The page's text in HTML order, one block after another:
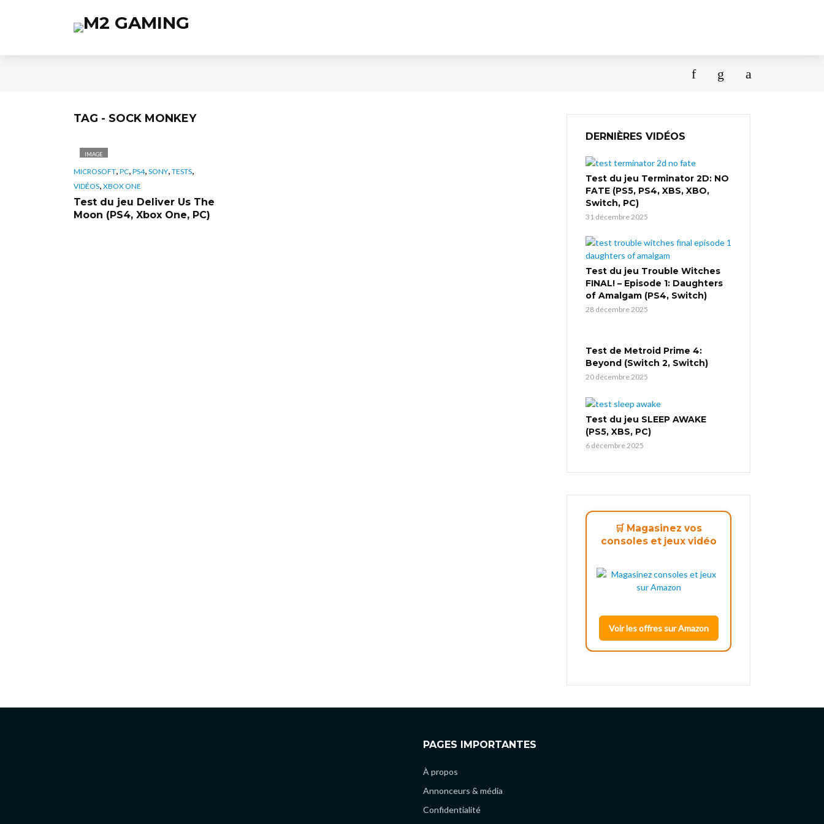
TAG - SOCK MONKEY
IMAGE
MICROSOFT, PC, PS4, SONY, TESTS,
VIDÉOS, XBOX ONE
Test du jeu Deliver Us The
Moon (PS4, Xbox One, PC)
DERNIÈRES VIDÉOS
Test du jeu Terminator 2D: NO
FATE (PS5, PS4, XBS, XBO,
Switch, PC)
31 décembre 2025
Test du jeu Trouble Witches
FINAL! – Episode 1: Daughters
of Amalgam (PS4, Switch)
28 décembre 2025
Test de Metroid Prime 4:
Beyond (Switch 2, Switch)
20 décembre 2025
Test du jeu SLEEP AWAKE
(PS5, XBS, PC)
6 décembre 2025
🛒 Magasinez vos
consoles et jeux vidéo
Voir les offres sur Amazon
PAGES IMPORTANTES
À propos
Annonceurs & média
Confidentialité